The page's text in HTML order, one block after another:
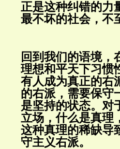
正是这种纠错的力
最不坏的社会，不
回到我们的语境，
理想和平天下习惯
有人成为真正的右
的右派，需要保守
是坚持的状态。对
立场，什么是真理
这种真理的稀缺导
守主义右派。